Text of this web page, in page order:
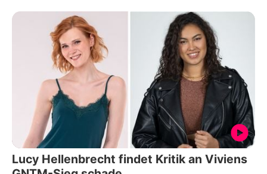
Lucy Hellenbrecht findet Kritik an Viviens